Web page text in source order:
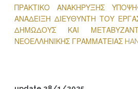
ΠΡΑΚΤΙΚΟ ΑΝΑΚΗΡΥΞΗΣ
ΑΝΑΔΕΙΞΗ ΔΙΕΥΘΥΝΤΗ ΤΟΥ
ΔΗΜΩΔΟΥΣ ΚΑΙ
ΝΕΟΕΛΛΗΝΙΚΗΣ ΓΡΑΜΜΑΤΕΙΑΣ